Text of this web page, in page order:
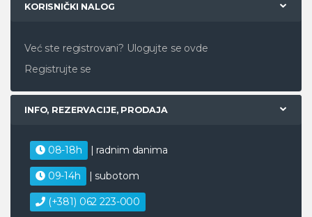
KORISNIČKI NALOG
Već ste registrovani? Ulogujte se ovde
Registrujte se
INFO, REZERVACIJE, PRODAJA
08-18h | radnim danima
09-14h | subotom
(+381) 062 223-000